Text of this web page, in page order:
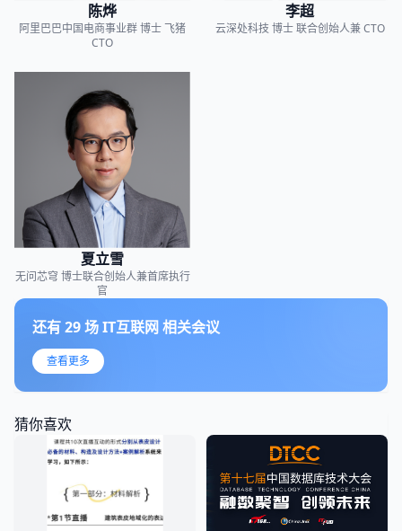
陈烨
阿里巴巴中国电商事业群博士 飞猪
CTO
李超
云深处科技 博士 联合创始人兼 CTO
夏立雪
无问芯穹 博士联合创始人兼首席执行
官
还有29场IT互联网 相关会议
查看更多
猜你喜欢